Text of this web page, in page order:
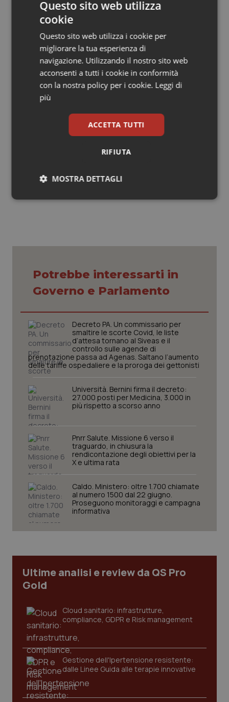
improcrastinabile una misura specifica che, in
coerenza con una strategia di approccio a tutti i
farmaci innovativi, definisca, sulla base di percorsi
diagnostico-terapeutici e priorità cliniche, una
appropriata disponibilità economica e relative fonti di
finanziamento;
la prevista disponibilità di risorse per l'edilizia
questa fase e proprio per questa ragione dovrebbe
riconoscere tra i criteri di priorità di spesa un progetto
11 Dicembre 2014
Potrebbe interessarti in
Governo e Parlamento
Decreto PA. Un commissario per
smaltire le scorte Covid, le liste
d’attesa tornano al Siveas e il
controllo sulle agende di
prenotazione passa ad Agenas. Saltano l’aumento
delle tariffe ospedaliere e la proroga dei gettonisti
Università. Bernini firma il decreto:
27.000 posti per Medicina, 3.000 in
più rispetto a scorso anno
Pnrr Salute. Missione 6 verso il
traguardo, in chiusura la
rendicontazione degli obiettivi per la
X e ultima rata
Caldo. Ministero: oltre 1.700 chiamate
al numero 1500 dal 22 giugno.
Proseguono monitoraggi e campagna
informativa
Ultime analisi e review da QS Pro
Gold
Cloud sanitario: infrastrutture,
compliance, GDPR e Risk management
Gestione dell'Ipertensione resistente:
dalle Linee Guida alle terapie innovative
Questo sito web utilizza
cookie
Questo sito web utilizza i cookie per
migliorare la tua esperienza di
navigazione. Utilizzando il nostro sito web
acconsenti a tutti i cookie in conformità
con la nostra policy per i cookie. Leggi di
più
ACCETTA TUTTI
RIFIUTA
MOSTRA DETTAGLI
Necessari Statistici Marketing
Necessari Statistici Marketing
I cookie necessari contribuiscono a rendere fruibile il
funzionare correttamente senza questi cookie.
Nome
Fornitore / Dominio
VISITOR_PRIVACY_METADATA
YouTube
.youtube.com
CookieScriptConsent
tracking-sites-ironfish-
tracking-enable
www.quotidianosanita.it